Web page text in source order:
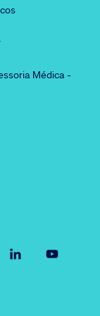
Médica -